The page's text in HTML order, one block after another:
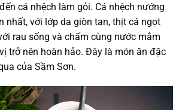
cá nhệch làm gỏi. Cá nhệch nướng
nhất, với lớp da giòn tan, thịt cá ngọt
rau sống và chấm cùng nước mắm
trở nên hoàn hảo. Đây là món ăn đặc
của Sầm Sơn.